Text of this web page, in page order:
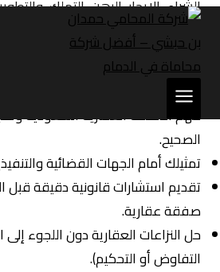
الشراء، الإيجار، الرهن، التملك،
أهمية وجودمحامي نزاعات عقارية
في:
حماية حقوقك كمستثمر أو مالك عقار.
فهم الأنظمة العقارية السعودية
الصحيح.
تمثيلك أمام الجهات القضائية
تقديم استشارات قانونية دقيقة
صفقة عقارية.
حل النزاعات العقارية دون اللجوء إلى
التفاوض أو التحكيم).